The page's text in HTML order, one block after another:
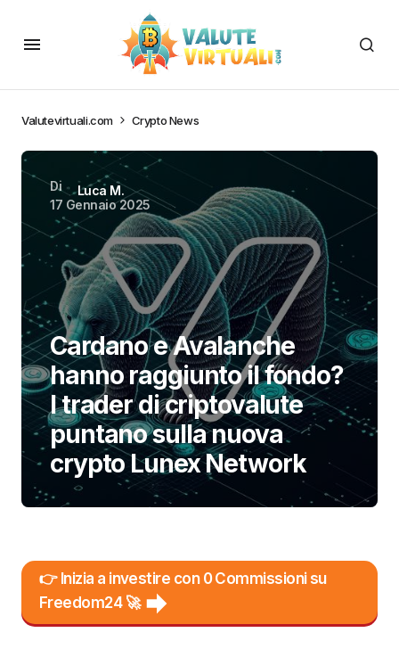
Valutevirtuali.com Crypto News
Di
Luca M.
17 Gennaio 2025
Cardano e Avalanche
hanno raggiunto il fondo?
I trader di criptovalute
puntano sulla nuova
crypto Lunex Network
👉 Inizia a investire con 0 Commissioni su
Freedom24 🚀